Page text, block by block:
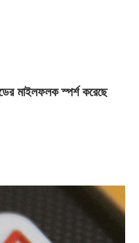
মাইলফলক স্পর্শ করেছে